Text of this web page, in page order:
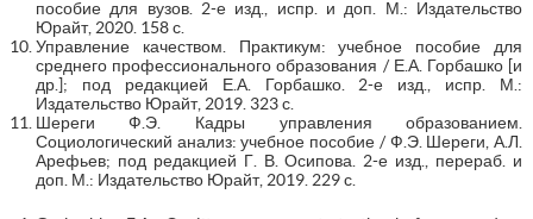
пособие для вузов. 2-е изд., испр. и доп. М.: Издательство
Юрайт, 2020. 158 с.
Управление качеством. Практикум: учебное пособие для
среднего профессионального образования / Е.А. Горбашко [и
др.]; под редакцией Е.А. Горбашко. 2-е изд., испр. М.:
Издательство Юрайт, 2019. 323 с.
Шереги Ф.Э. Кадры управления образованием.
Социологический анализ: учебное пособие / Ф.Э. Шереги, А.Л.
Арефьев; под редакцией Г. В. Осипова. 2-е изд., перераб. и
доп. М.: Издательство Юрайт, 2019. 229 с.